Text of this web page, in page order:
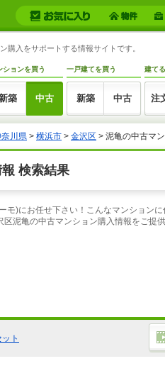
購入をサポートする情報サイトです。
ションを買う
築 中古
一戸建てを買う
新築 中古
建てる
注
川県 > 横浜市 > 金沢区 > 泥亀の中古マ
検索結果
)にお任せ下さい！こんなマンション
泥亀の中古マンション購入情報をご提供
ット